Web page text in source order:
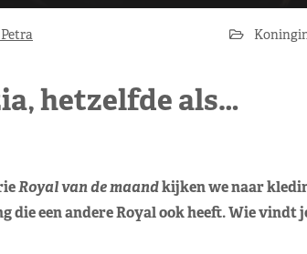
hetzelfde als…
Royal van de maandkijken we naar
die een andere Royal ook heeft. Wie vindt